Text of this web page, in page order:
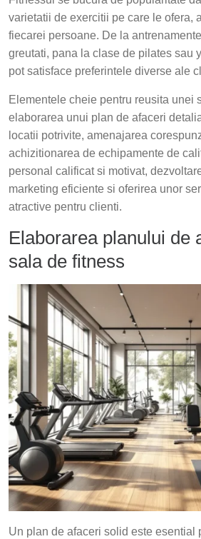
varietatii de exercitii pe care le ofera,
fiecarei persoane. De la
greutati, pana la clase de pilates sau
pot satisface preferintele diverse ale
Elementele cheie pentru reusita unei
elaborarea unui plan de afaceri
locatii potrivite, amenajarea
achizitionarea de echipamente de
personal calificat si motivat,
marketing eficiente si oferirea unor
atractive pentru clienti.
Elaborarea planului de
sala de fitness
Un plan de afaceri solid este esential